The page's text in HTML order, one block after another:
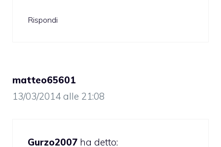
Rispondi
matteo65601
13/03/2014 alle 21:08
Gurzo2007 ha detto: